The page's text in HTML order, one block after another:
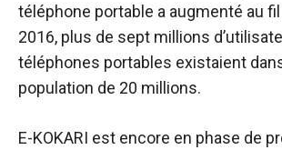
téléphone portable a augmenté au
2016, plus de sept millions
téléphones portables existaient
population de 20 millions.
E-KOKARI est encore en phase de